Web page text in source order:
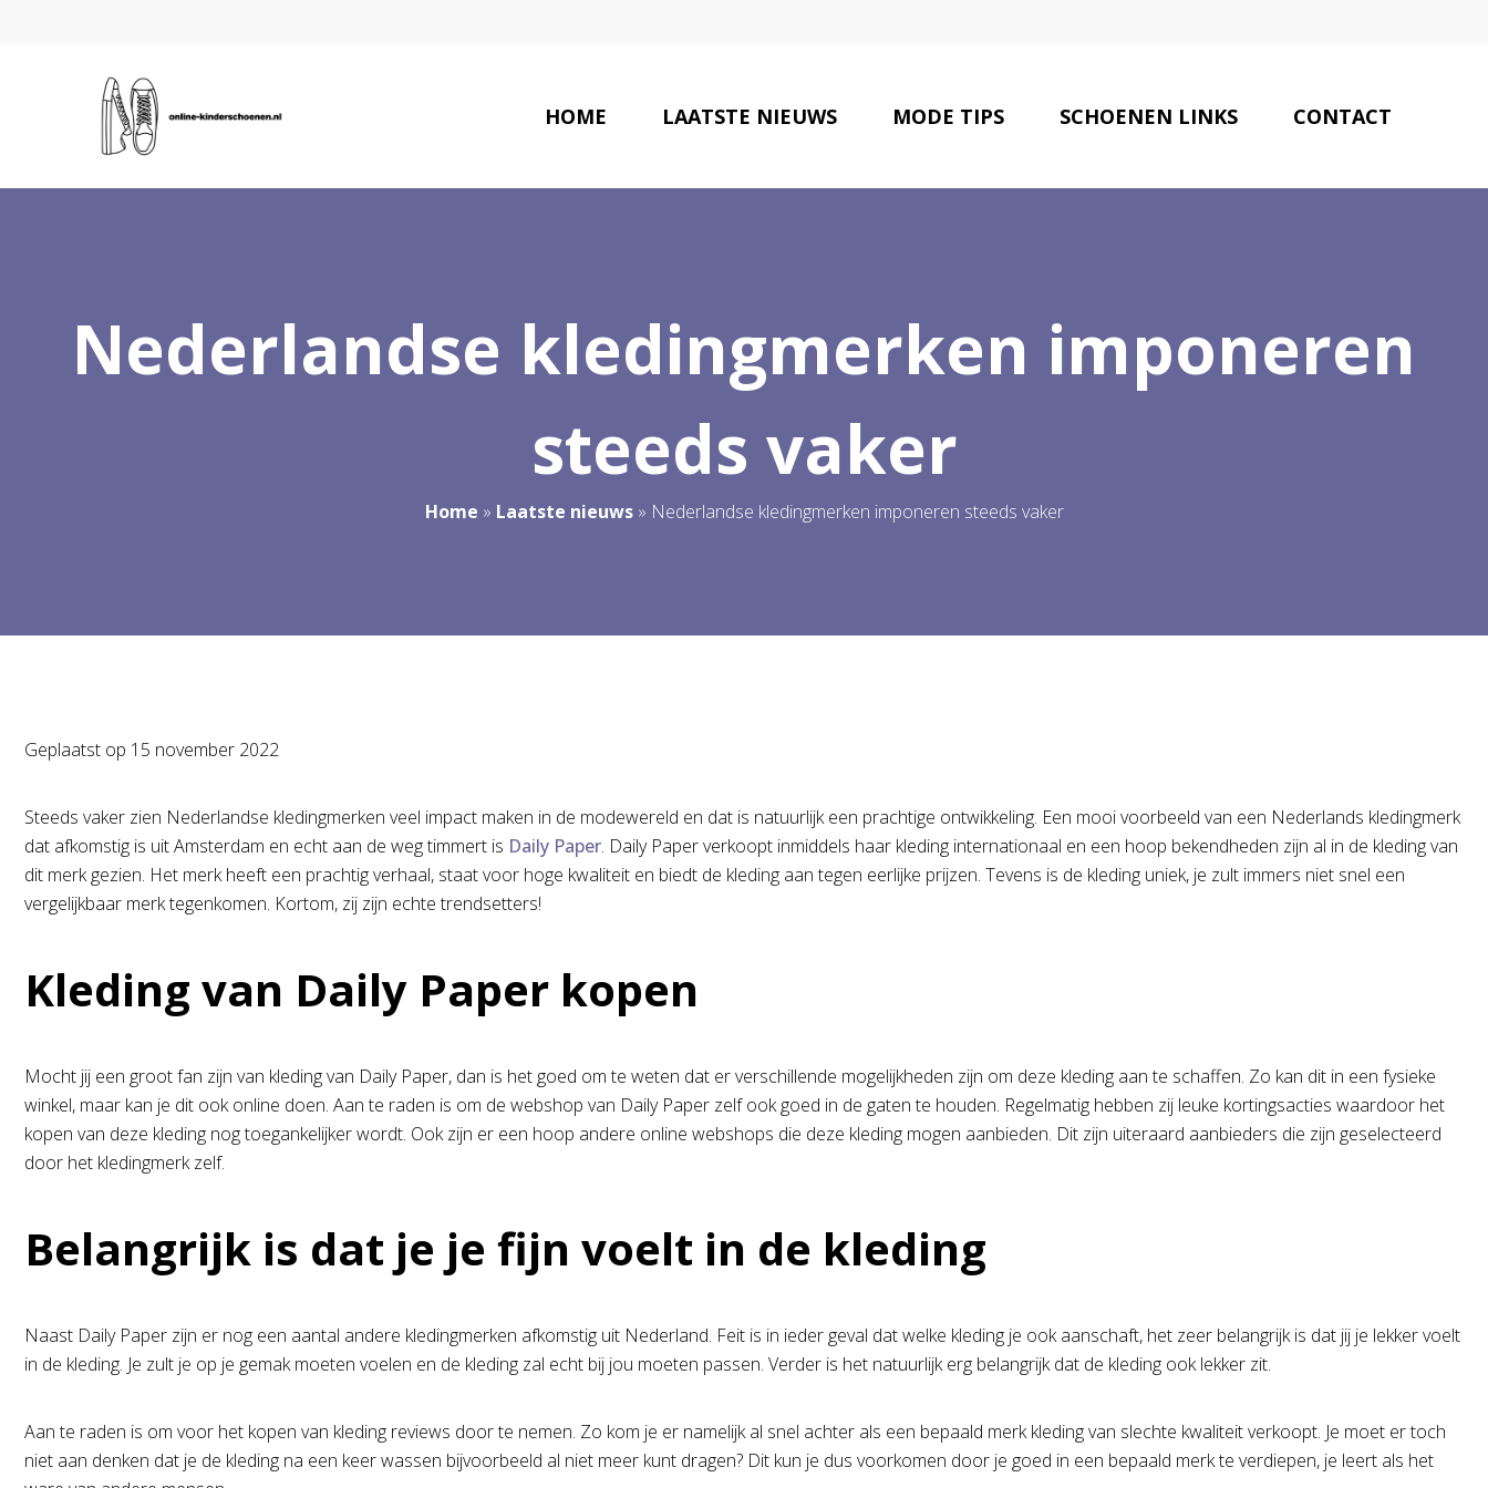
HOME LAATSTE NIEUWS MODE TIPS SCHOENEN LINKS CONTACT
Nederlandse kledingmerken imponeren
steeds vaker
Home » Laatste nieuws» Nederlandse kledingmerken imponeren steeds vaker
Geplaatst op 15 november 2022
Steeds vaker zien Nederlandse kledingmerken veel impact maken in de modewereld en dat is natuurlijk een prachtige ontwikkeling. Een mooi voorbeeld van een Nederlands kledingmerk
dat afkomstig is uit Amsterdam en echt aan de weg timmert is Daily Paper. Daily Paper verkoopt inmiddels haar kleding internationaal en een hoop bekendheden zijn al in de kleding van
dit merk gezien. Het merk heeft een prachtig verhaal, staat voor hoge kwaliteit en biedt de kleding aan tegen eerlijke prijzen. Tevens is de kleding uniek, je zult immers niet snel een
vergelijkbaar merk tegenkomen. Kortom, zij zijn echte trendsetters!
Kleding van Daily Paper kopen
Mocht jij een groot fan zijn van kleding van Daily Paper, dan is het goed om te weten dat er verschillende mogelijkheden zijn om deze kleding aan te schaffen. Zo kan dit in een fysieke
winkel, maar kan je dit ook online doen. Aan te raden is om de webshop van Daily Paper zelf ook goed in de gaten te houden. Regelmatig hebben zij leuke kortingsacties waardoor het
kopen van deze kleding nog toegankelijker wordt. Ook zijn er een hoop andere online webshops die deze kleding mogen aanbieden. Dit zijn uiteraard aanbieders die zijn geselecteerd
door het kledingmerk zelf.
Belangrijk is dat je je fijn voelt in de kleding
Naast Daily Paper zijn er nog een aantal andere kledingmerken afkomstig uit Nederland. Feit is in ieder geval dat welke kleding je ook aanschaft, het zeer belangrijk is dat jij je lekker voelt
in de kleding. Je zult je op je gemak moeten voelen en de kleding zal echt bij jou moeten passen. Verder is het natuurlijk erg belangrijk dat de kleding ook lekker zit.
Aan te raden is om voor het kopen van kleding reviews door te nemen. Zo kom je er namelijk al snel achter als een bepaald merk kleding van slechte kwaliteit verkoopt. Je moet er toch
niet aan denken dat je de kleding na een keer wassen bijvoorbeeld al niet meer kunt dragen? Dit kun je dus voorkomen door je goed in een bepaald merk te verdiepen, je leert als het